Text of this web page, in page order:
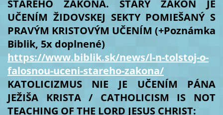
STARÉHO ZÁKONA. STARÝ ZÁKON JE
UČENÍM ŽIDOVSKEJ SEKTY POMIEŠANÝ S
PRAVÝM KRISTOVÝM UČENÍM (+Poznámka
Biblik, 5x doplnené)
https://www.biblik.sk/news/l-n-tolstoj-o-
falosnou-uceni-stareho-zakona/
KATOLICIZMUS NIE JE UČENÍM PÁNA
JEŽIŠA KRISTA / CATHOLICISM IS NOT
TEACHING OF THE LORD JESUS CHRIST: